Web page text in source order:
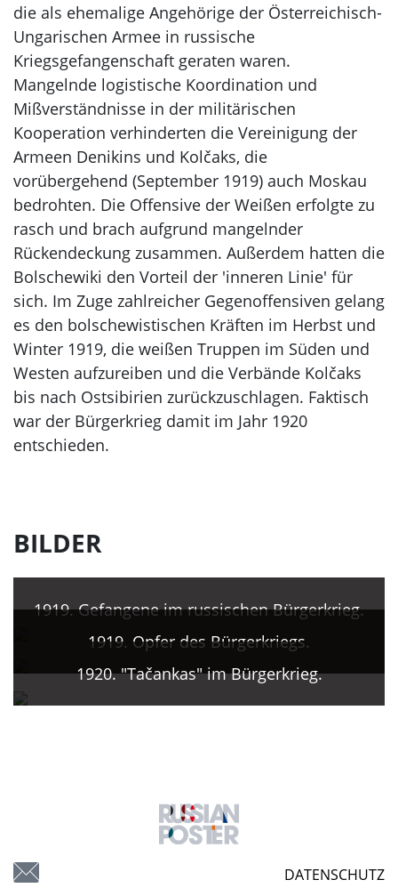
die als ehemalige Angehörige der Österreichisch-
Ungarischen Armee in russische
Kriegsgefangenschaft geraten waren.
Mangelnde logistische Koordination und
Mißverständnisse in der militärischen
Kooperation verhinderten die Vereinigung der
Armeen Denikins und Kolčaks, die
vorübergehend (September 1919) auch Moskau
bedrohten. Die Offensive der Weißen erfolgte zu
rasch und brach aufgrund mangelnder
Rückendeckung zusammen. Außerdem hatten die
Bolschewiki den Vorteil der 'inneren Linie' für
sich. Im Zuge zahlreicher Gegenoffensiven gelang
es den bolschewistischen Kräften im Herbst und
Winter 1919, die weißen Truppen im Süden und
Westen aufzureiben und die Verbände Kolčaks
bis nach Ostsibirien zurückzuschlagen. Faktisch
war der Bürgerkrieg damit im Jahr 1920
entschieden.
BILDER
1919. Gefangene im russischen Bürgerkrieg.
1919. Opfer des Bürgerkriegs.
1920. "Tačankas" im Bürgerkrieg.
DATENSCHUTZ